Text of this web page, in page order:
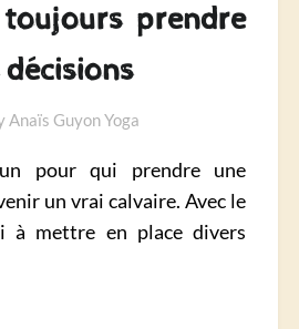
prendre
Anaïs Guyon Yoga
pour qui prendre une
un vrai calvaire. Avec le
à mettre en place divers